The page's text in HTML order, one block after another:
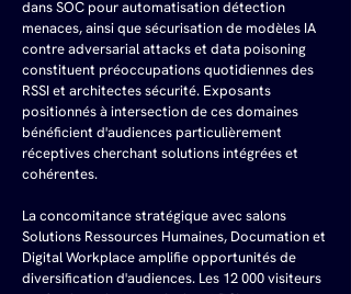
dans SOC pour automatisation détection
menaces, ainsi que sécurisation de modèles IA
contre adversarial attacks et data poisoning
constituent préoccupations quotidiennes des
RSSI et architectes sécurité. Exposants
positionnés à intersection de ces domaines
bénéficient d'audiences particulièrement
réceptives cherchant solutions intégrées et
cohérentes.
La concomitance stratégique avec salons
Solutions Ressources Humaines, Documation et
Digital Workplace amplifie opportunités de
diversification d'audiences. Les 12 000 visiteurs